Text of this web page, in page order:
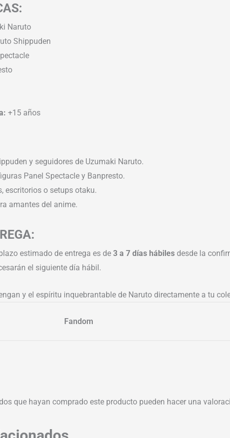
Naruto
Shippuden
+15 años
y seguidores de Uzumaki Naruto.
Panel Spectacle y Banpresto.
escritorios o setups otaku.
amantes del anime.
estimado de entrega es de 3 a 7 días hábiles desde la
el siguiente día hábil.
y el espíritu inquebrantable de Naruto directamente a tu
Fandom
que hayan comprado este producto pueden hacer una